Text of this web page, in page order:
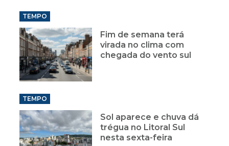
TEMPO
Fim de semana terá
virada no clima com
chegada do vento sul
TEMPO
Sol aparece e chuva dá
trégua no Litoral Sul
nesta sexta-feira